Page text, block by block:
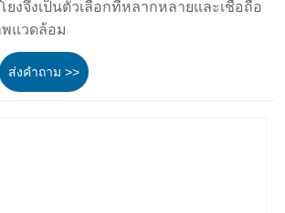
ยงจึงเป็นตัวเลือกที่หลากหลายและเชื่อถือ
แวดล้อม
ส่งคำถาม >>